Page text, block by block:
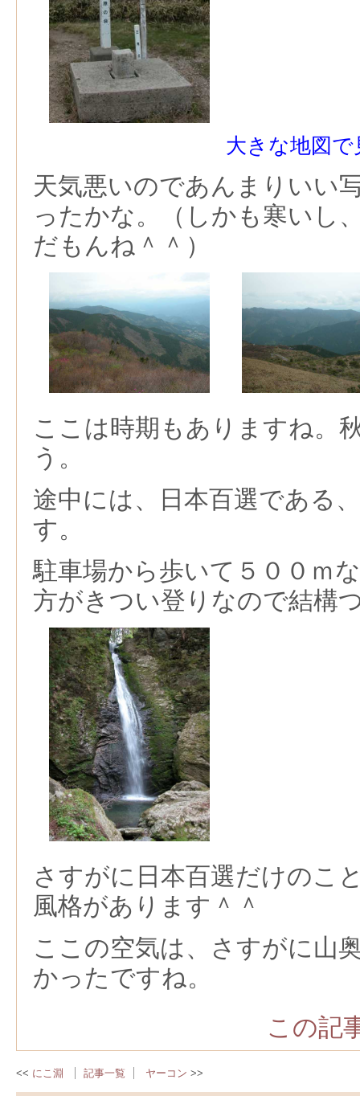
大きな地図で
天気悪いのであんまりいい
ったかな。（しかも寒いし
だもんね＾＾）
ここは時期もありますね。
う。
途中には、日本百選である
す。
駐車場から歩いて５００ｍ
方がきつい登りなので結構
さすがに日本百選だけのこ
風格があります＾＾
ここの空気は、さすがに山
かったですね。
この記
にこ淵 記事一覧 ヤーコン